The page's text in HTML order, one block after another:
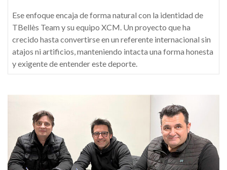
Ese enfoque encaja de forma natural con la identidad de
TBellès Team y su equipo XCM. Un proyecto que ha
crecido hasta convertirse en un referente internacional sin
atajos ni artificios, manteniendo intacta una forma honesta
y exigente de entender este deporte.